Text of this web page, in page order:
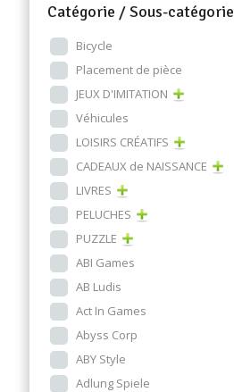
Catégorie / Sous-catégorie
Bicycle
Placement de pièce
JEUX D'IMITATION
Véhicules
LOISIRS CRÉATIFS
CADEAUX de NAISSANCE
LIVRES
PELUCHES
PUZZLE
ABI Games
AB Ludis
Act In Games
Abyss Corp
ABY Style
Adlung Spiele